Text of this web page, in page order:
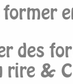
des
rire &